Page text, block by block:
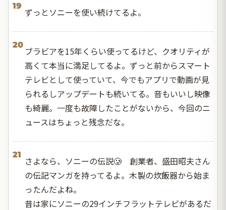
19
ずっとソニーを使い続けてるよ。
20
ブラビアを15年くらい使ってるけど、クオリティが
高くて本当に満足してるよ。ずっと前からスマート
テレビとして使っていて、今でもアプリで動画が見
られるしアップデートも続いてる。音もいいし映像
も綺麗。一度も故障したことがないから、今回のニ
ュースはちょっと残念だな。
21
さよなら、ソニーの伝説🥲 創業者、盛田昭夫さん
の伝記マンガを持ってるよ。木製の炊飯器から始ま
ったんだよね。
昔は家にソニーの29インチフラットテレビがあるだ